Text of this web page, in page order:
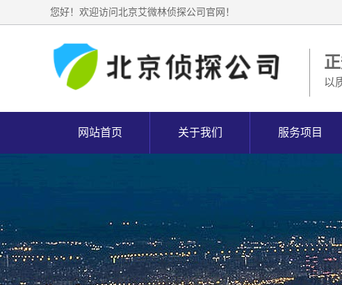
您好！欢迎访问北京艾微林侦探公司官网！
以
网站首页 关于我们 服务项目